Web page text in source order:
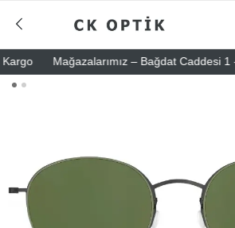
Mağazalarımız – Bağdat Caddesi 1 -